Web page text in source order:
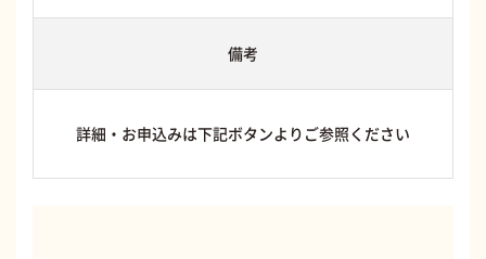
備考
詳細・お申込みは下記ボタンよりご参照ください